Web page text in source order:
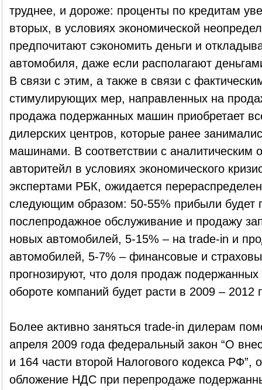
труднее, и дороже: проценты по кредитам
вторых, в условиях экономической
предпочитают сэкономить деньги и
автомобиля, даже если располагают
В связи с этим, а также в связи с
стимулирующих мер, направленных на
продажа подержанных машин приобретает
дилерских центров, которые ранее
машинами. В соответствии с аналитическим
авторитейл в условиях экономического
экспертами РБК, ожидается
следующим образом: 50-55% прибыли будет
послепродажное обслуживание и продажу
новых автомобилей, 5-15% – на trade-in и
автомобилей, 5-7% – финансовые и
прогнозируют, что доля продаж
обороте компаний будет расти в 2009 – 2012
Более активно заняться trade-in дилерам
апреля 2009 года федеральный закон “О
и 164 части второй Налогового кодекса
обложение НДС при перепродаже